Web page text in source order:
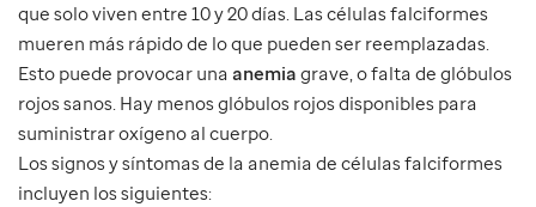
que solo viven entre 10 y 20 días. Las células falciformes
mueren más rápido de lo que pueden ser reemplazadas.
Esto puede provocar una anemia grave, o falta de glóbulos
rojos sanos. Hay menos glóbulos rojos disponibles para
suministrar oxígeno al cuerpo.
Los signos y síntomas de la anemia de células falciformes
incluyen los siguientes: